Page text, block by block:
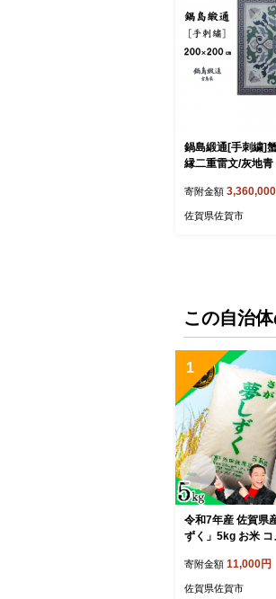
鍋島緞通[手刺繍]
縁二重雷文/灰地
寄附金額
佐賀県佐賀市
この自治
1
令和7年産 佐賀県
ずく」5kg お米 コ
寄附金額 11,000円
佐賀県佐賀市